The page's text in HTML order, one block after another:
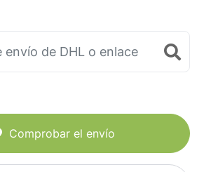
Comprobar el envío